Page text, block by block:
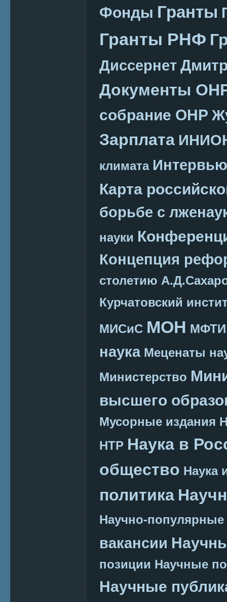
Фонды Гранты
Гранты РНФ
Диссернет
Документы
собрание ОНР
Зарплата
климата Интервью
Карта
борьбе с
науки
Концепция
столетию
Курчатовский
МИСиС МОН МФТИ
наука Меценаты
Министерство
высшего
Мусорные издания
НТР Наука в
общество Наука
политика
Научно-
вакансии
позиции Научные
Научные